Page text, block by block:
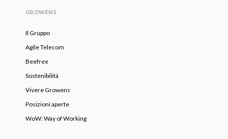
GROWENS
Il Gruppo
Agile Telecom
Beefree
Sostenibilità
Vivere Growens
Posizioni aperte
WoW: Way of Working